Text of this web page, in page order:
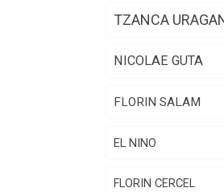
TZANCA
NICOLAE GUTA
FLORIN SALAM
EL NINO
FLORIN CERCEL